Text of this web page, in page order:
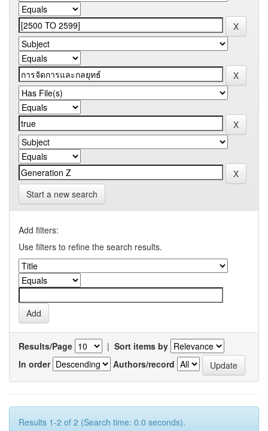
Start a new search
Add filters:
Use filters to refine the search results.
Results/Page | Sort items by
In order
Authors/record
Results 1-2 of 2 (Search time: 0.0 seconds).